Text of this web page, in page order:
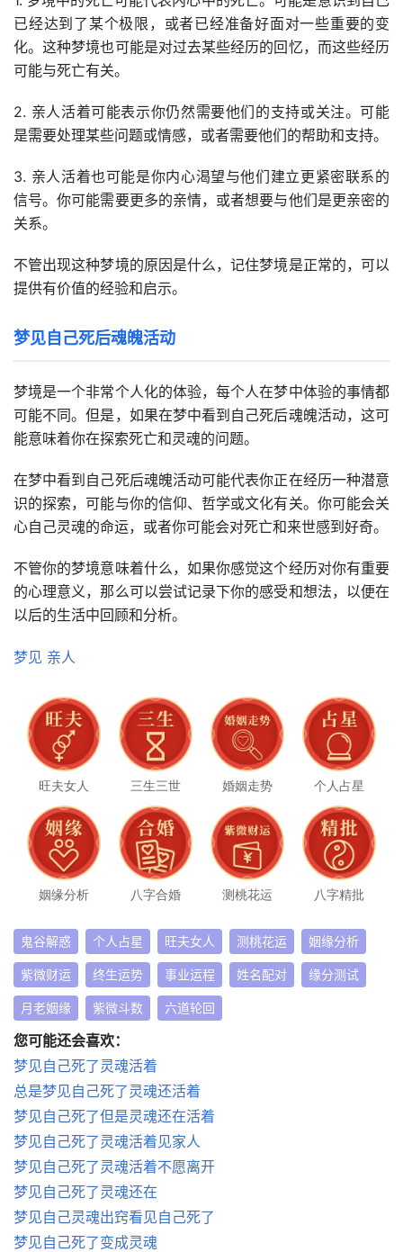
已经达到了某个极限，或者已经准备好面对一些重要的变
化。这种梦境也可能是对过去某些经历的回忆，而这些经历
可能与死亡有关。
2. 亲人活着可能表示你仍然需要他们的支持或关注。可能
是需要处理某些问题或情感，或者需要他们的帮助和支持。
3. 亲人活着也可能是你内心渴望与他们建立更紧密联系的
信号。你可能需要更多的亲情，或者想要与他们是更亲密的
关系。
不管出现这种梦境的原因是什么，记住梦境是正常的，可以
提供有价值的经验和启示。
梦见自己死后魂魄活动
梦境是一个非常个人化的体验，每个人在梦中体验的事情都
可能不同。但是，如果在梦中看到自己死后魂魄活动，这可
能意味着你在探索死亡和灵魂的问题。
在梦中看到自己死后魂魄活动可能代表你正在经历一种潜意
识的探索，可能与你的信仰、哲学或文化有关。你可能会关
心自己灵魂的命运，或者你可能会对死亡和来世感到好奇。
不管你的梦境意味着什么，如果你感觉这个经历对你有重要
的心理意义，那么可以尝试记录下你的感受和想法，以便在
以后的生活中回顾和分析。
梦见 亲人
旺夫女人 三生三世 婚姻走势 个人占星
姻缘分析 八字合婚 测桃花运 八字精批
鬼谷解惑 个人占星 旺夫女人 测桃花运 姻缘分析
紫微财运 终生运势 事业运程 姓名配对 缘分测试
月老姻缘 紫微斗数 六道轮回
您可能还会喜欢：
梦见自己死了灵魂活着
总是梦见自己死了灵魂还活着
梦见自己死了但是灵魂还在活着
梦见自己死了灵魂活着见家人
梦见自己死了灵魂活着不愿离开
梦见自己死了灵魂还在
梦见自己灵魂出窍看见自己死了
梦见自己死了变成灵魂